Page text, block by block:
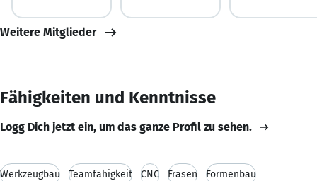
Weitere Mitglieder
Fähigkeiten und Kenntnisse
Logg Dich jetzt ein, um das ganze Profil zu sehen.
Werkzeugbau Teamfähigkeit CNC Fräsen Formenbau